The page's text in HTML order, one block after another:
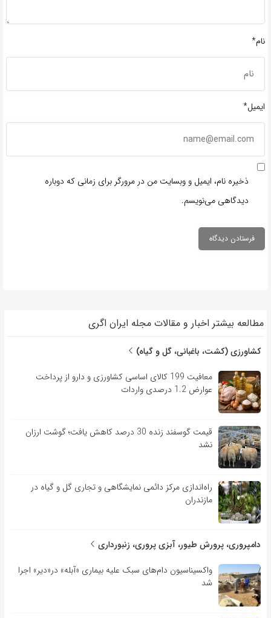
نام*
ایمیل*
ذخیره نام، ایمیل و وبسایت من در مرورگر برای زمانی که دوباره
دیدگاهی می‌نویسم.
مطالعه بیشتر اخبار و مقالات مجله ایران اگری
کشاورزی (کشت، باغبانی، گل و گیاه)
معافیت 199 کالای اساسی کشاورزی و دارو از پرداخت
عوارض 1.2 درصدی واردات
قیمت گوسفند زنده 30 درصد کاهش یافت؛ گوشت ارزان
نشد
راه‌اندازی مرکز دائمی نمایشگاهی و تجاری گل و گیاه در
مازندران
دامپروری، پرورش طیور، آبزی پروری، زنبورداری
واکسیناسیون دام‌های سبک علیه بیماری «آبله» در«دیر» اجرا
شد